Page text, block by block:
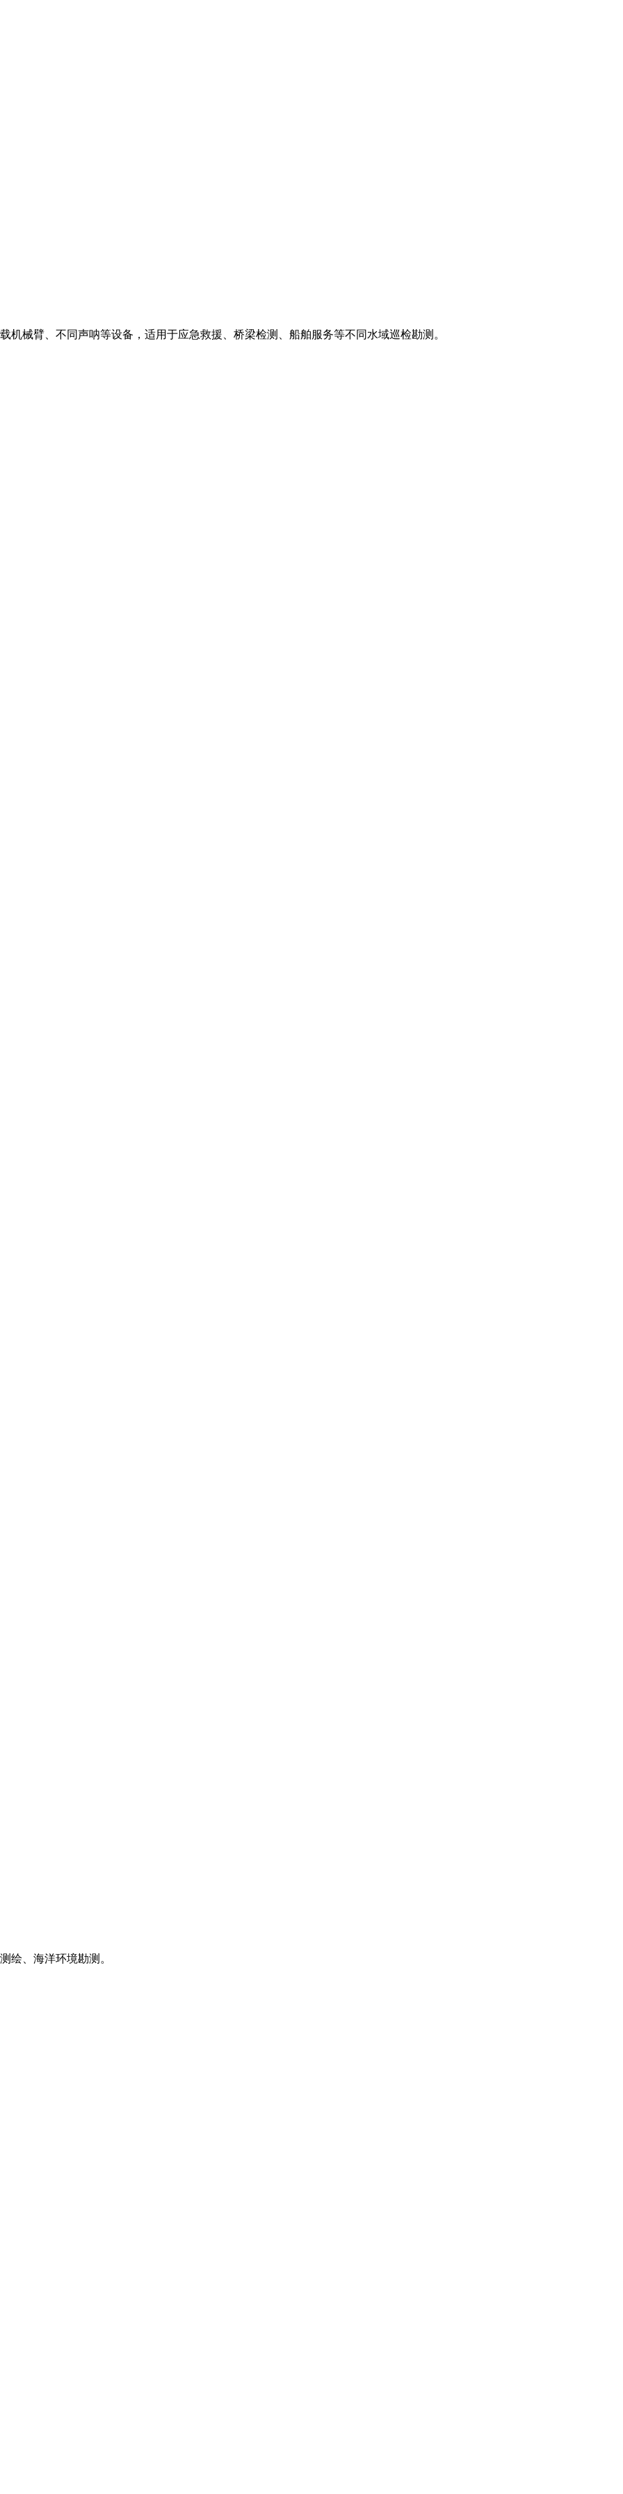
械臂、不同声呐等设备，适用于应急救援、桥梁检测、船舶服务等不同水域巡检勘测。
绘、海洋环境勘测。